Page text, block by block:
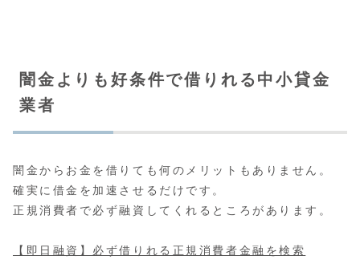
闇金よりも好条件で借りれる中小貸金
業者
闇金からお金を借りても何のメリットもありません。
確実に借金を加速させるだけです。
正規消費者で必ず融資してくれるところがあります。
【即日融資】必ず借りれる正規消費者金融を検索